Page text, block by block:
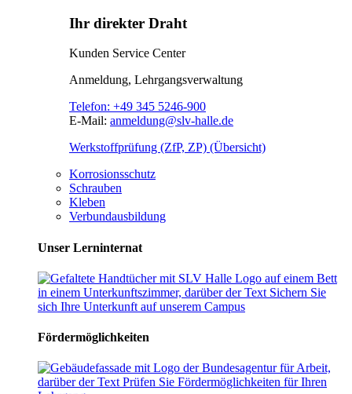
Ihr direkter Draht
Kunden Service Center
Anmeldung, Lehrgangsverwaltung
Telefon: +49 345 5246-900
E-Mail: anmeldung@slv-halle.de
Werkstoffprüfung (ZfP, ZP) (Übersicht)
Korrosionsschutz
Schrauben
Kleben
Verbundausbildung
Unser Lerninternat
Fördermöglichkeiten